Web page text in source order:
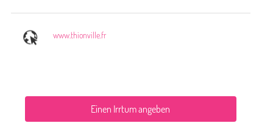
www.thionville.fr
Einen Irrtum angeben